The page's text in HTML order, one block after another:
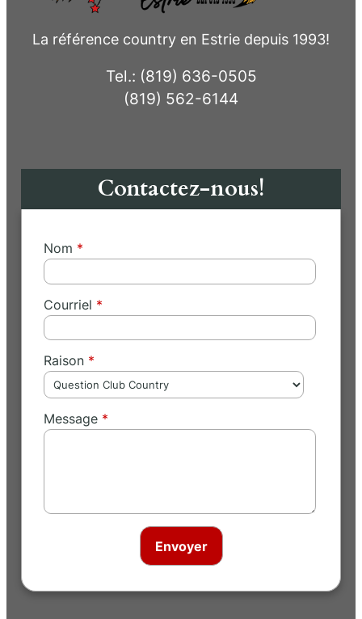
La référence country en Estrie depuis 1993!
Tel.: (819) 636-0505
(819) 562-6144
Contactez-nous!
Nom
Courriel
Raison
Message